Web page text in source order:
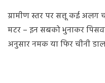
ग्रामीण स्तर पर सत्तू कई अलग
मटर – इन सबको भुनाकर
अनुसार नमक या फिर चीनी